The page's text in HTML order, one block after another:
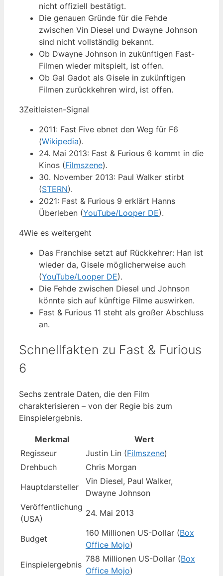
nicht offiziell bestätigt.
Die genauen Gründe für die Fehde
zwischen Vin Diesel und Dwayne Johnson
sind nicht vollständig bekannt.
Ob Dwayne Johnson in zukünftigen Fast-
Filmen wieder mitspielt, ist offen.
Ob Gal Gadot als Gisele in zukünftigen
Filmen zurückkehren wird, ist offen.
3Zeitleisten-Signal
2011: Fast Five ebnet den Weg für F6
(Wikipedia).
24. Mai 2013: Fast & Furious 6 kommt in die
Kinos (Filmszene).
30. November 2013: Paul Walker stirbt
(STERN).
2021: Fast & Furious 9 erklärt Hanns
Überleben (YouTube/Looper DE).
4Wie es weitergeht
Das Franchise setzt auf Rückkehrer: Han ist
wieder da, Gisele möglicherweise auch
(YouTube/Looper DE).
Die Fehde zwischen Diesel und Johnson
könnte sich auf künftige Filme auswirken.
Fast & Furious 11 steht als großer Abschluss
an.
Schnellfakten zu Fast & Furious
6
Sechs zentrale Daten, die den Film
charakterisieren – von der Regie bis zum
Einspielergebnis.
Merkmal
Wert
Regisseur
Justin Lin (Filmszene)
Drehbuch
Chris Morgan
Hauptdarsteller
Vin Diesel, Paul Walker,
Dwayne Johnson
Veröffentlichung
(USA)
24. Mai 2013
Budget
160 Millionen US-Dollar (Box
Office Mojo)
Einspielergebnis
788 Millionen US-Dollar (Box
Office Mojo)